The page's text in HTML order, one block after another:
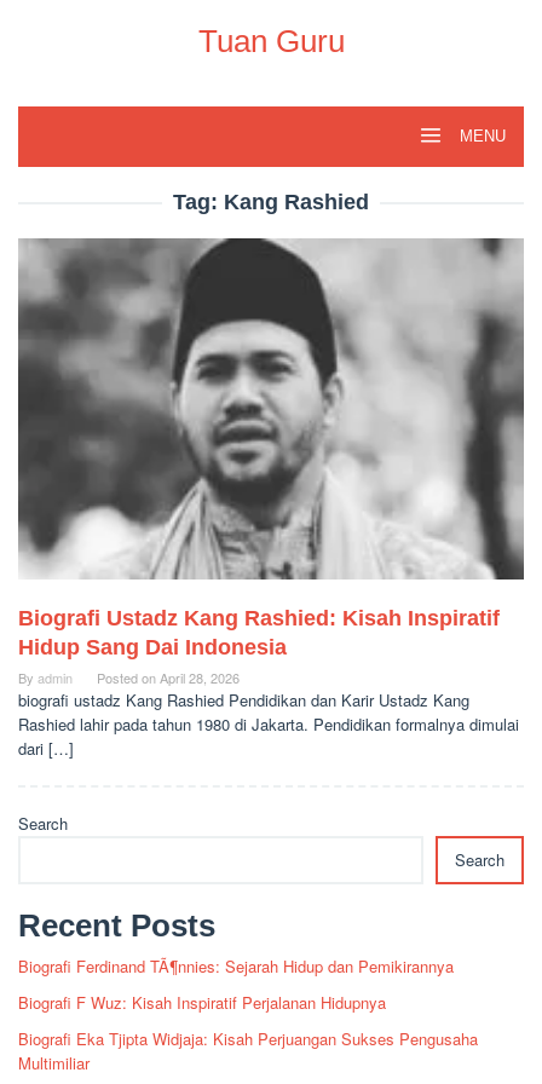
Tuan Guru
MENU
Tag: Kang Rashied
Biografi Ustadz Kang Rashied: Kisah Inspiratif
Hidup Sang Dai Indonesia
By admin Posted onApril 28, 2026
biografi ustadz Kang Rashied Pendidikan dan Karir Ustadz Kang
Rashied lahir pada tahun 1980 di Jakarta. Pendidikan formalnya dimulai
dari […]
Search
Search
Recent Posts
Biografi Ferdinand TÃ¶nnies: Sejarah Hidup dan Pemikirannya
Biografi F Wuz: Kisah Inspiratif Perjalanan Hidupnya
Biografi Eka Tjipta Widjaja: Kisah Perjuangan Sukses Pengusaha
Multimiliar